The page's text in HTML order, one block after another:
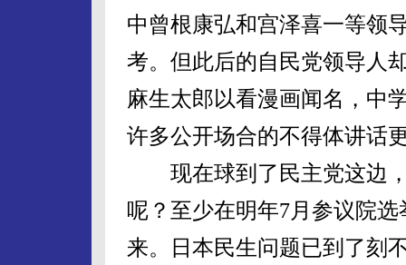
中曾根康弘和宫泽喜一等领
考。但此后的自民党领导人
麻生太郎以看漫画闻名，中
许多公开场合的不得体讲话
现在球到了民主党这边，
呢？至少在明年7月参议院
来。日本民生问题已到了刻